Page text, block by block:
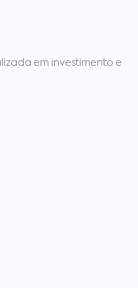
em investimento e